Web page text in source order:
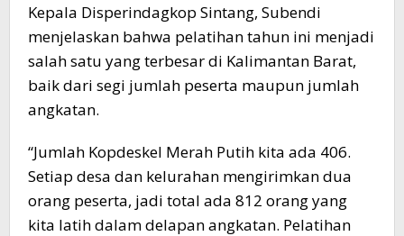
Kepala Disperindagkop Sintang, Subendi
menjelaskan bahwa pelatihan tahun ini menjadi
salah satu yang terbesar di Kalimantan Barat,
baik dari segi jumlah peserta maupun jumlah
angkatan.
“Jumlah Kopdeskel Merah Putih kita ada 406.
Setiap desa dan kelurahan mengirimkan dua
orang peserta, jadi total ada 812 orang yang
kita latih dalam delapan angkatan. Pelatihan